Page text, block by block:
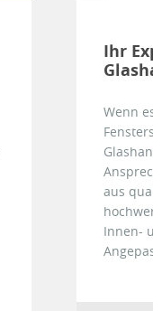
Ihr
Wenn
aus
Innen-